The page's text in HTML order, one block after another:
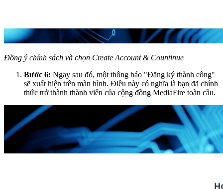
Đồng ý chính sách và chọn Create Account & Countinue
Bước 6: Ngay sau đó, một thông báo "Đăng ký thành công"
sẽ xuất hiện trên màn hình. Điều này có nghĩa là bạn đã chính
thức trở thành thành viên của cộng đồng MediaFire toàn cầu.